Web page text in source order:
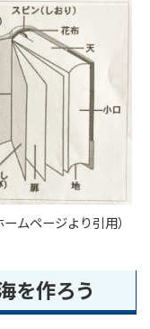
ムページより引用）
を作ろう